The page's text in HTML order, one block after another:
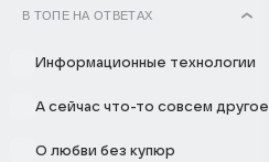
В ТОПЕ НА ОТВЕТАХ
Информационные технологии
А сейчас что-то совсем другое
О любви без купюр